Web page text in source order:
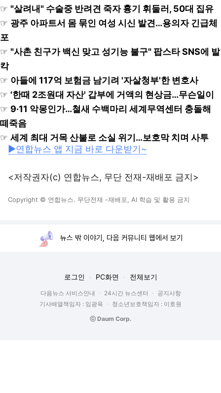
☞ "살려내" 수술중 반려견 죽자 흉기 휘둘러, 50대 집유
☞ 광주 아파트서 몸 묶인 여성 시신 발견…용의자 긴급체
포
☞ "사촌 친구가 백신 맞고 성기능 불구" 팝스타 SNS에 발
칵
☞ 아들에 117억 보험금 남기려 '자살청부'한 변호사
☞ '한때 2조원대 자산' 갑부에 거액의 현상금…무슨일이
☞ 9·11 악몽인가…철새 수백마리 세계무역센터 충돌해
떼죽음
☞ 세계 최대 거목 산불로 소실 위기…보호막 치며 사투
▶연합뉴스 앱 지금 바로 다운받기~
<저작권자(c) 연합뉴스, 무단 전재-재배포 금지>
Copyright © 연합뉴스. 무단전재 -재배포, AI 학습 및 활용 금지
뉴스 밖 이야기, 다음 커뮤니티 웹에서 보기
로그인 PC화면 전체보기
다음뉴스 서비스안내 24시간 뉴스센터
공지사항
기사배열책임자 : 임광욱
청소년보호책임자 : 이호원
ⓒ Daum Corp.